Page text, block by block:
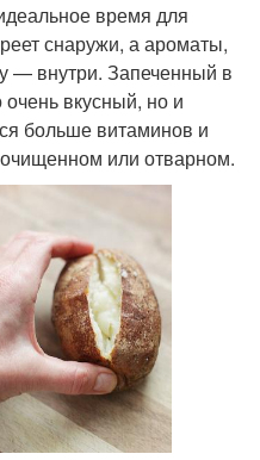
время для
снаружи, а ароматы,
— внутри. Запеченный в
вкусный, но и
больше витаминов и
или отварном.